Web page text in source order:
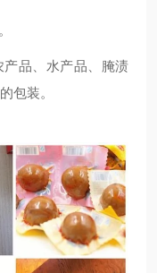
品、水产品、腌渍
包装。